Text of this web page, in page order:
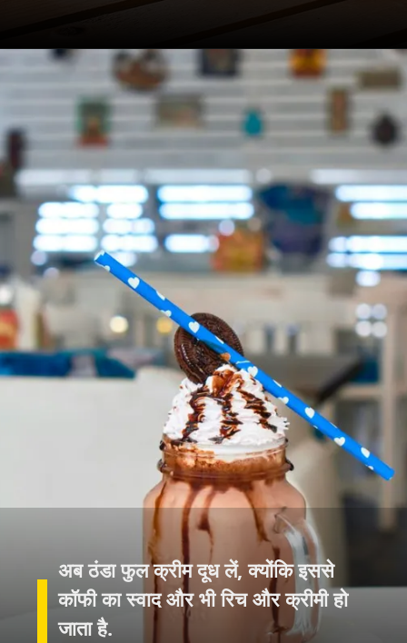
अब ठंडा फुल क्रीम दूध लें, क्योंकि इससे
कॉफी का स्वाद और भी रिच और क्रीमी हो
जाता है.